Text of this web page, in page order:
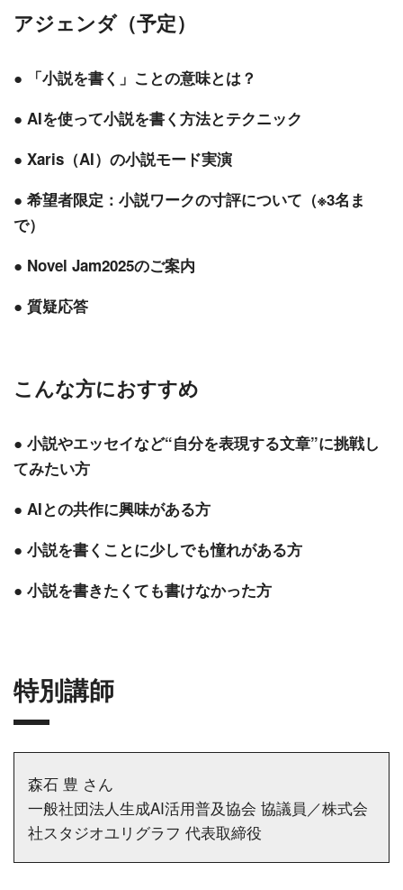
アジェンダ（予定）
● 「小説を書く」ことの意味とは？
● AIを使って小説を書く方法とテクニック
● Xaris（AI）の小説モード実演
● 希望者限定：小説ワークの寸評について（※3名ま
で）
● Novel Jam2025のご案内
● 質疑応答
こんな方におすすめ
● 小説やエッセイなど“自分を表現する文章”に挑戦し
てみたい方
● AIとの共作に興味がある方
● 小説を書くことに少しでも憧れがある方
● 小説を書きたくても書けなかった方
特別講師
森石 豊 さん
一般社団法人生成AI活用普及協会 協議員／株式会
社スタジオユリグラフ 代表取締役